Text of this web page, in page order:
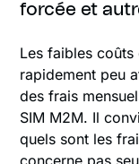
forcée et
Les faibles
rapidement peu
des frais
SIM M2M. Il
quels sont les
concerne pas